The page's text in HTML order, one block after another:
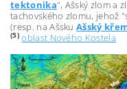
tektonika", Ašský zlom a
tachovského zlomu, jehož
(resp. na AšskuAšský
(5) oblast Nového Kostela